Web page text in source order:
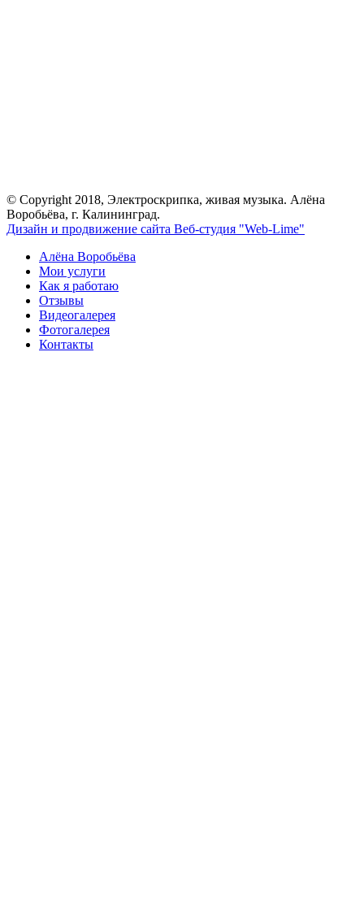
© Copyright 2018, Электроскрипка, живая музыка. Алёна
Воробьёва, г. Калининград.
Дизайн и продвижение сайта Веб-студия "Web-Lime"
Алёна Воробьёва
Мои услуги
Как я работаю
Отзывы
Видеогалерея
Фотогалерея
Контакты